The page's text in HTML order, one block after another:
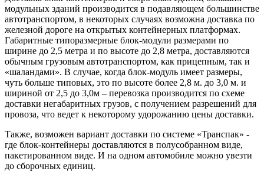
модульных зданий производится в подавляющем большинстве
автотранспортом, в некоторых случаях возможна доставка по
железной дороге на открытых контейнерных платформах.
Габаритные типоразмерные блок-модули размерами по
ширине до 2,5 метра и по высоте до 2,8 метра, доставляются
обычным грузовым автотранспортом, как прицепным, так и
«шаландами». В случае, когда блок-модуль имеет размеры,
чуть больше типовых, это по высоте более 2,8 м. до 3,0 м. и
шириной от 2,5 до 3,0м – перевозка производится по схеме
доставки негабаритных грузов, с получением разрешений для
провоза, что ведет к некоторому удорожанию цены доставки.
Также, возможен вариант доставки по системе «Транспак» -
где блок-контейнеры доставляются в полусобранном виде,
пакетированном виде. И на одном автомобиле можно увезти
до сборочных единиц.